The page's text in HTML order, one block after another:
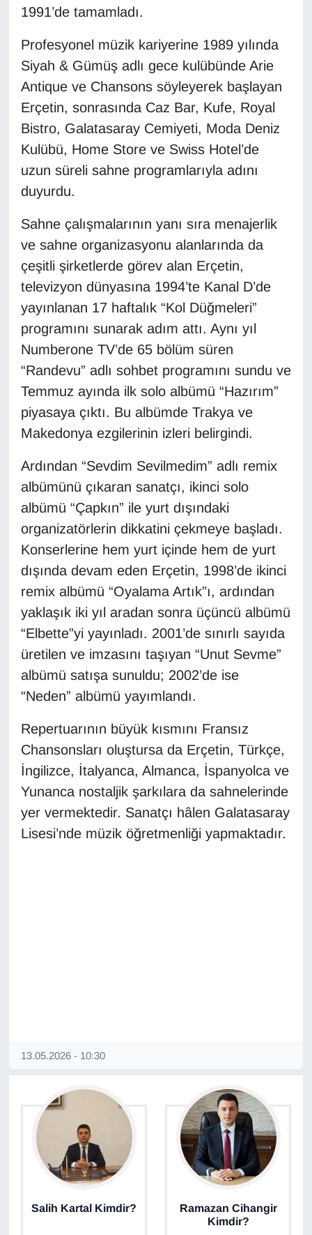
1991’de tamamladı.
Profesyonel müzik kariyerine 1989 yılında
Siyah & Gümüş adlı gece kulübünde Arie
Antique ve Chansons söyleyerek başlayan
Erçetin, sonrasında Caz Bar, Kufe, Royal
Bistro, Galatasaray Cemiyeti, Moda Deniz
Kulübü, Home Store ve Swiss Hotel’de
uzun süreli sahne programlarıyla adını
duyurdu.
Sahne çalışmalarının yanı sıra menajerlik
ve sahne organizasyonu alanlarında da
çeşitli şirketlerde görev alan Erçetin,
televizyon dünyasına 1994’te Kanal D’de
yayınlanan 17 haftalık “Kol Düğmeleri”
programını sunarak adım attı. Aynı yıl
Numberone TV’de 65 bölüm süren
“Randevu” adlı sohbet programını sundu ve
Temmuz ayında ilk solo albümü “Hazırım”
piyasaya çıktı. Bu albümde Trakya ve
Makedonya ezgilerinin izleri belirgindi.
Ardından “Sevdim Sevilmedim” adlı remix
albümünü çıkaran sanatçı, ikinci solo
albümü “Çapkın” ile yurt dışındaki
organizatörlerin dikkatini çekmeye başladı.
Konserlerine hem yurt içinde hem de yurt
dışında devam eden Erçetin, 1998’de ikinci
remix albümü “Oyalama Artık”ı, ardından
yaklaşık iki yıl aradan sonra üçüncü albümü
“Elbette”yi yayınladı. 2001’de sınırlı sayıda
üretilen ve imzasını taşıyan “Unut Sevme”
albümü satışa sunuldu; 2002’de ise
“Neden” albümü yayımlandı.
Repertuarının büyük kısmını Fransız
Chansonsları oluştursa da Erçetin, Türkçe,
İngilizce, İtalyanca, Almanca, İspanyolca ve
Yunanca nostaljik şarkılara da sahnelerinde
yer vermektedir. Sanatçı hâlen Galatasaray
Lisesi’nde müzik öğretmenliği yapmaktadır.
13.05.2026 - 10:30
Salih Kartal Kimdir?
Ramazan Cihangir
Kimdir?
MEDYA
ONE EKONOMİ
POLİTİKA
Resmi İlanlar
RÖPORTAJ
SAĞLIK
Seri İlan
Sinema - TV
SİYASET
TEBRİK
Turizm
VAN'DA SPOR
Vasıta
YAŞAM
YEREL